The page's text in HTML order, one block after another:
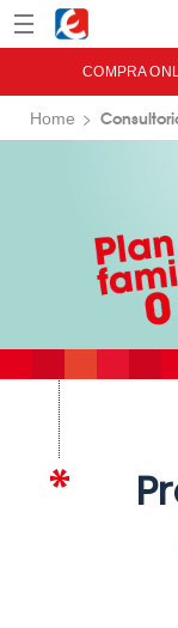
Menú Eroski
COMPRA
Home